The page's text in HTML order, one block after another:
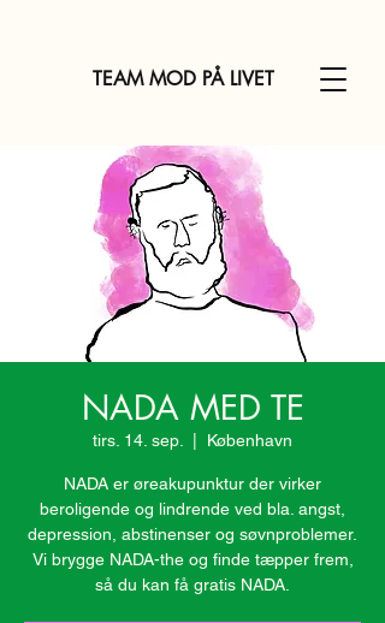
TEAM MOD PÅ LIVET
NADA MED TE
tirs. 14. sep. København
NADA er øreakupunktur der virker
beroligende og lindrende ved bla. angst,
depression, abstinenser og søvnproblemer.
Vi brygge NADA-the og finde tæpper frem,
så du kan få gratis NADA.